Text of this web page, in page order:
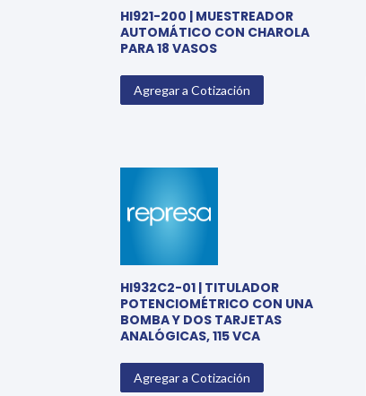
HI921-200 | MUESTREADOR
AUTOMÁTICO CON CHAROLA
PARA 18 VASOS
Agregar a Cotización
HI932C2-01 | TITULADOR
POTENCIOMÉTRICO CON UNA
BOMBA Y DOS TARJETAS
ANALÓGICAS, 115 VCA
Agregar a Cotización